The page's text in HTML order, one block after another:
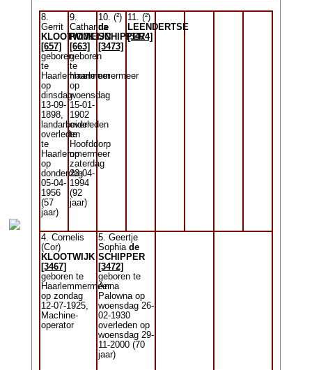
8.
Gerrit
KLOOTWIJK
[657]
geboren
te
Haarlemmermeer
op
dinsdag
13-09-
1898,
landarbeider
overleden
te
Haarlemmermeer
op
donderdag
05-04-
1956
(57
jaar)
9.
Catharina
ROMEIJN
[663]
geboren
te
Haarlemmermeer
op
woensdag
15-01-
1902
overleden
te
Hoofddorp
op
zaterdag
23-04-
1994
(92
jaar)
10. (²)
de
SCHIPPER
[3473]
11. (²)
LEENDERTSE
[3474]
4. Cornelis
(Cor)
KLOOTWIJK
[3467]
geboren te
Haarlemmermeer
op zondag
12-07-1925,
Machine-
operator
5. Geertje
Sophia de
SCHIPPER
[3472]
geboren te
Anna
Palowna op
woensdag 26-
02-1930
overleden op
woensdag 29-
11-2000 (70
jaar)